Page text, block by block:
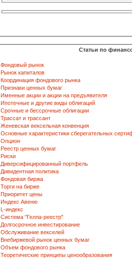
Статьи по
Фондовый рынок
Рынок капиталов
Координация фондового рынка
Признаки ценных бумаг
Именные акции и акции на предъявителя
Ипотечные и другие виды облигаций
Срочные и бессрочные облигации
Трассат и трассант
Женевская вексельная конвенция
Основные характеристики сберегательных
Опцион
Реестр ценных бумаг
Риски
Диверсифицированный портфель
Дивидентная политика
Фондовая биржа
Торги на бирже
Приоритет цены
Индекс Авеню
L-индекс
Система "Гелла-реестр"
Долгосрочное инвестирование
Обслуживание векселей
Внебиржевой рынок ценных бумаг
Объем фондового рынка
Теоретические принципы ценообразования